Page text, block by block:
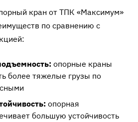
кран от ТПК «Максимум»
по сравнению с
опорные краны
более тяжелые грузы по
опорная
большую устойчивость